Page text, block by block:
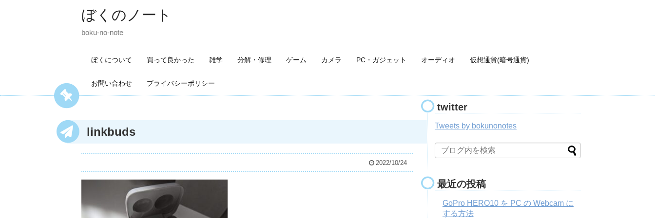
ぼくのノート
boku-no-note
ぼくについて 買って良かった 雑学 分解・修理 ゲーム カメラ PC・ガジェット オーディオ 仮想通貨(暗号通貨)
お問い合わせ プライバシーポリシー
linkbuds
2022/10/24
twitter
Tweets by bokunonotes
最近の投稿
GoPro HERO10 を PC の Webcam に
する方法